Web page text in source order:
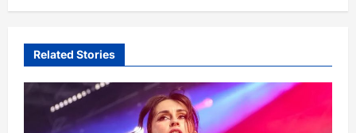
v
g
a
Related Stories